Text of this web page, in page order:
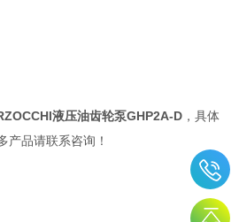
液压油齿轮泵GHP2A-D ，具体
产品请联系咨询！